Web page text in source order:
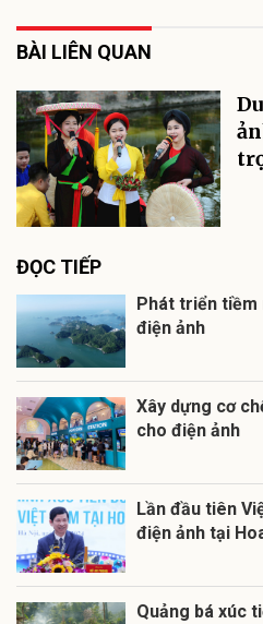
BÀI LIÊN QUAN
ĐỌC TIẾP
Phát triển tiềm
điện ảnh
Xây dựng cơ
cho điện ảnh
Lần đầu tiên
điện ảnh tại
Quảng bá xúc